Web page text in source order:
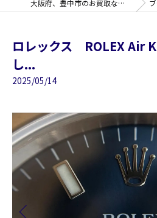
大阪府、豊中市のお買取なら買取大吉 豊中庄内176号線店 ブログ
ロレックス ROLEX Air
し...
2025/05/14